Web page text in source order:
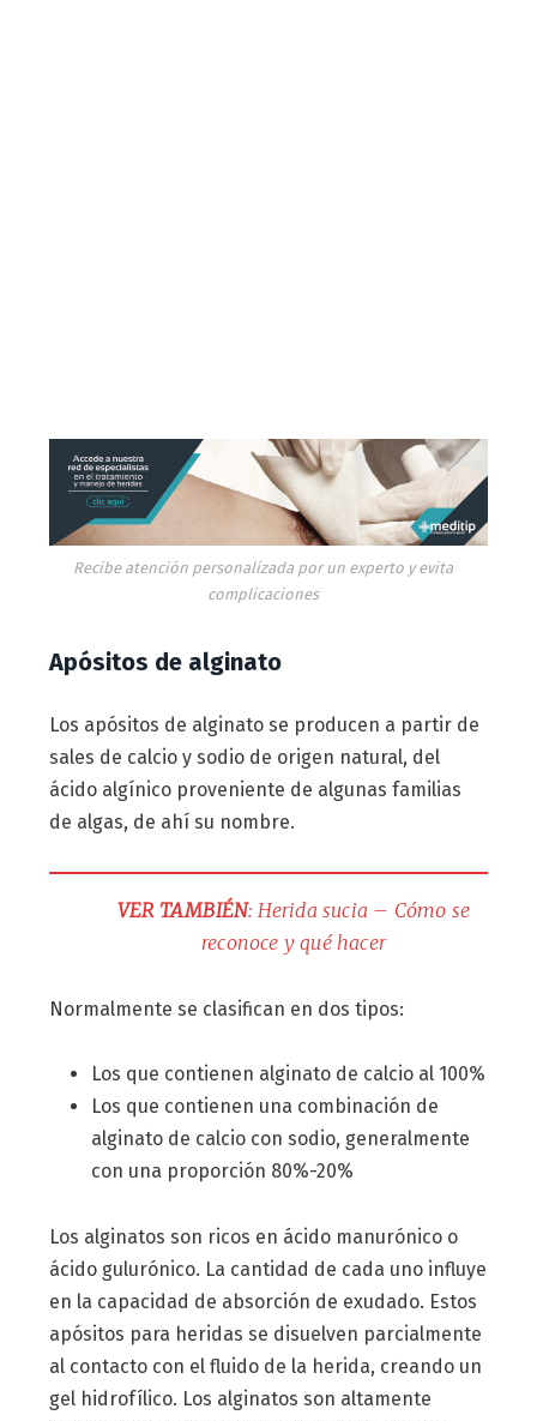
Recibe atención personalizada por un experto y evita
complicaciones
Apósitos de alginato
Los apósitos de alginato se producen a partir de
sales de calcio y sodio de origen natural, del
ácido algínico proveniente de algunas familias
de algas, de ahí su nombre.
VER TAMBIÉN: Herida sucia – Cómo se
reconoce y qué hacer
Normalmente se clasifican en dos tipos:
Los que contienen alginato de calcio al 100%
Los que contienen una combinación de
alginato de calcio con sodio, generalmente
con una proporción 80%-20%
Los alginatos son ricos en ácido manurónico o
ácido gulurónico. La cantidad de cada uno influye
en la capacidad de absorción de exudado. Estos
apósitos para heridas se disuelven parcialmente
al contacto con el fluido de la herida, creando un
gel hidrofílico. Los alginatos son altamente